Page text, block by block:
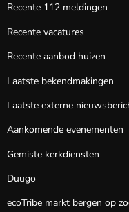
Recente 112 meldingen
Recente vacatures
Recente aanbod huizen
Laatste bekendmakingen
Laatste externe
Aankomende evenementen
Gemiste kerkdiensten
Duugo
ecoTribe markt bergen op